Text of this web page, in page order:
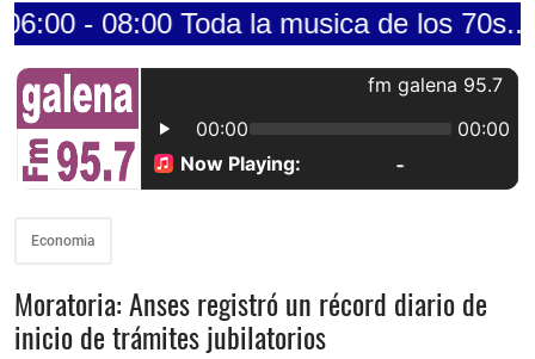
Toda la musica de los
Economia
Moratoria: Anses registró un récord diario de
inicio de trámites jubilatorios